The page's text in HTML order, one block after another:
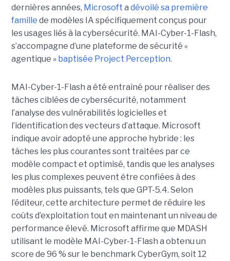
dernières années, Microsoft a dévoilé sa première
famille de modèles IA spécifiquement conçus pour
les usages liés à la cybersécurité. MAI-Cyber-1-Flash,
s’accompagne d’une plateforme de sécurité «
agentique » baptisée Project Perception.
MAI-Cyber-1-Flash a été entraîné pour réaliser des
tâches ciblées de cybersécurité, notamment
l’analyse des vulnérabilités logicielles et
l’identification des vecteurs d’attaque. Microsoft
indique avoir adopté une approche hybride : les
tâches les plus courantes sont traitées par ce
modèle compact et optimisé, tandis que les analyses
les plus complexes peuvent être confiées à des
modèles plus puissants, tels que GPT-5.4. Selon
l’éditeur, cette architecture permet de réduire les
coûts d’exploitation tout en maintenant un niveau de
performance élevé. Microsoft affirme que MDASH
utilisant le modèle MAI-Cyber-1-Flash a obtenu un
score de 96 % sur le benchmark CyberGym, soit 12